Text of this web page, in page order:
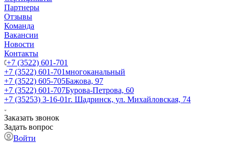
Партнеры
Отзывы
Команда
Вакансии
Новости
Контакты
+7 (3522) 601-701
+7 (3522) 601-701многоканальный
+7 (3522) 605-705Бажова, 97
+7 (3522) 601-707Бурова-Петрова, 60
+7 (35253) 3-16-01г. Шадринск, ул. Михайловская, 74
Заказать звонок
Задать вопрос
Войти